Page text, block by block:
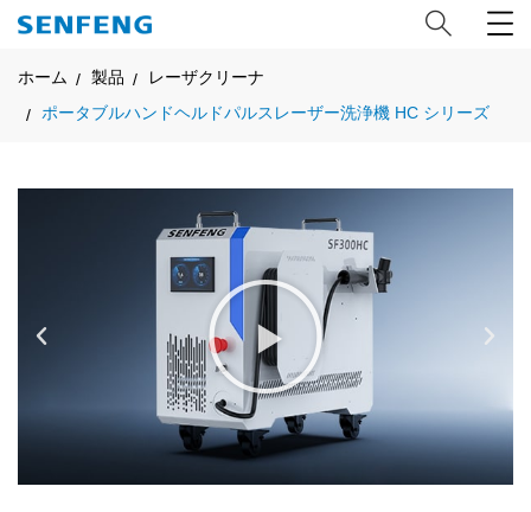
ホーム 製品
レーザクリーナ
ポータブルハンドヘルドパルスレーザー洗浄機 HC シリーズ